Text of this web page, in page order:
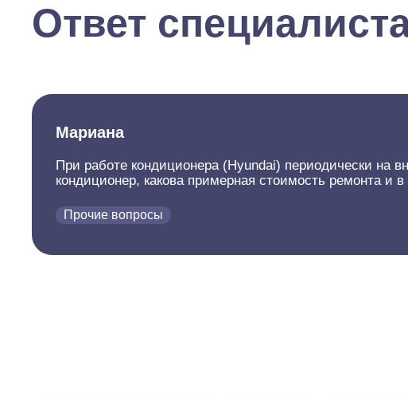
Ответ
Мариана
При работе кондиционера (Hyundai) периодически на
кондиционер, какова примерная стоимость ремонта и
Прочие вопросы